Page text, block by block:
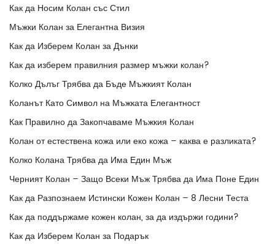
Как да Носим Колан със Стил
Мъжки Колан за Елегантна Визия
Как да Изберем Колан за Дънки
Как да изберем правилния размер мъжки колан?
Колко Дълъг Трябва да Бъде Мъжкият Колан
Коланът Като Символ на Мъжката Елегантност
Как Правилно да Закопчаваме Мъжкия Колан
Колан от естествена кожа или еко кожа – каква е разликата?
Колко Колана Трябва да Има Един Мъж
Черният Колан – Защо Всеки Мъж Трябва да Има Поне Един
Как да Разпознаем Истински Кожен Колан – 8 Лесни Теста
Как да поддържаме кожен колан, за да издържи години?
Как да Изберем Колан за Подарък